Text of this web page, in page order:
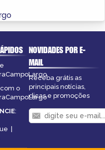
o
:
NOVIDADES POR E-
MAIL
Receba grátis as
principais notícias,
dicas e promoções